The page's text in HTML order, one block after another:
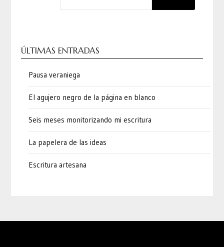
ÚLTIMAS ENTRADAS
Pausa veraniega
El agujero negro de la página en blanco
Seis meses monitorizando mi escritura
La papelera de las ideas
Escritura artesana